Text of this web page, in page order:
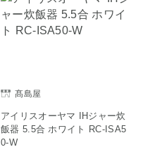
髙島屋
アイリスオーヤマ IHジャー炊
飯器 5.5合 ホワイト RC-ISA5
0-W